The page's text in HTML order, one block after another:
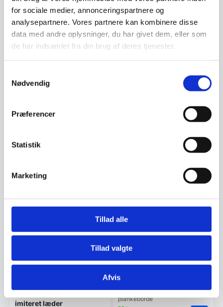
for sociale medier, annonceringspartnere og
analysepartnere. Vores partnere kan kombinere disse
data med andre oplysninger, du har givet dem, eller som
de har indsamlet fra din brug af deres tjenester.
Nødvendig
Præferencer
Statistik
Marketing
Tillad alle
Tillad valgte
Afvis
Signe stolen er en komfortabel
1.559,00
Vi prismatcher
Signe stolen er en komfortabel
spisebordsstol i slidstærkt
imiteret læder
pulverlakeret
Sort pulverlakeret stel til
plankeborde